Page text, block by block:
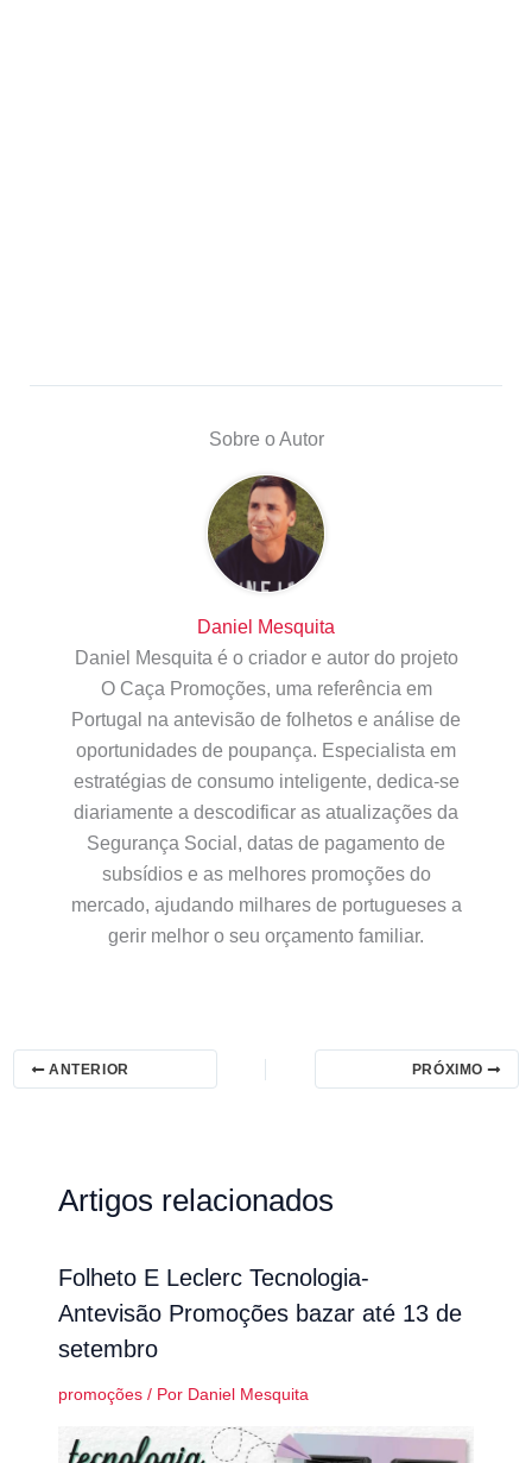
Sobre o Autor
Daniel Mesquita
Daniel Mesquita é o criador e autor do projeto
O Caça Promoções, uma referência em
Portugal na antevisão de folhetos e análise de
oportunidades de poupança. Especialista em
estratégias de consumo inteligente, dedica-se
diariamente a descodificar as atualizações da
Segurança Social, datas de pagamento de
subsídios e as melhores promoções do
mercado, ajudando milhares de portugueses a
gerir melhor o seu orçamento familiar.
ANTERIOR PRÓXIMO
Artigos relacionados
Folheto E Leclerc Tecnologia-
Antevisão Promoções bazar até 13 de
setembro
promoções/ Por Daniel Mesquita